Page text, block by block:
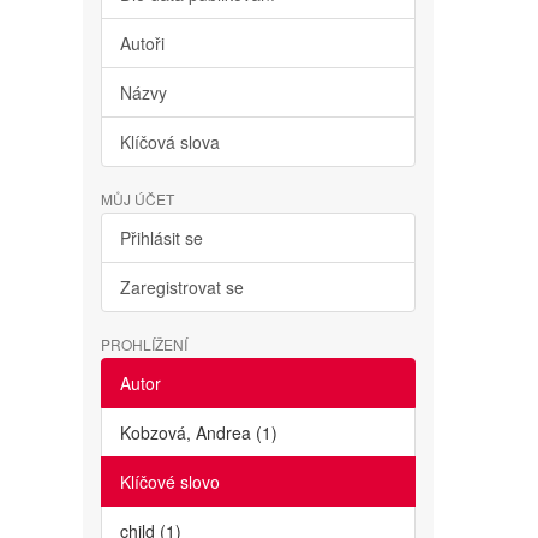
Autoři
Názvy
Klíčová slova
MŮJ ÚČET
Přihlásit se
Zaregistrovat se
PROHLÍŽENÍ
Autor
Kobzová, Andrea (1)
Klíčové slovo
child (1)